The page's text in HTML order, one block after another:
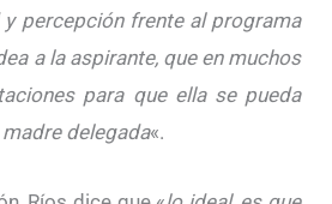
percepción frente al programa
a la aspirante, que en muchos
para que ella se pueda
delegada«.